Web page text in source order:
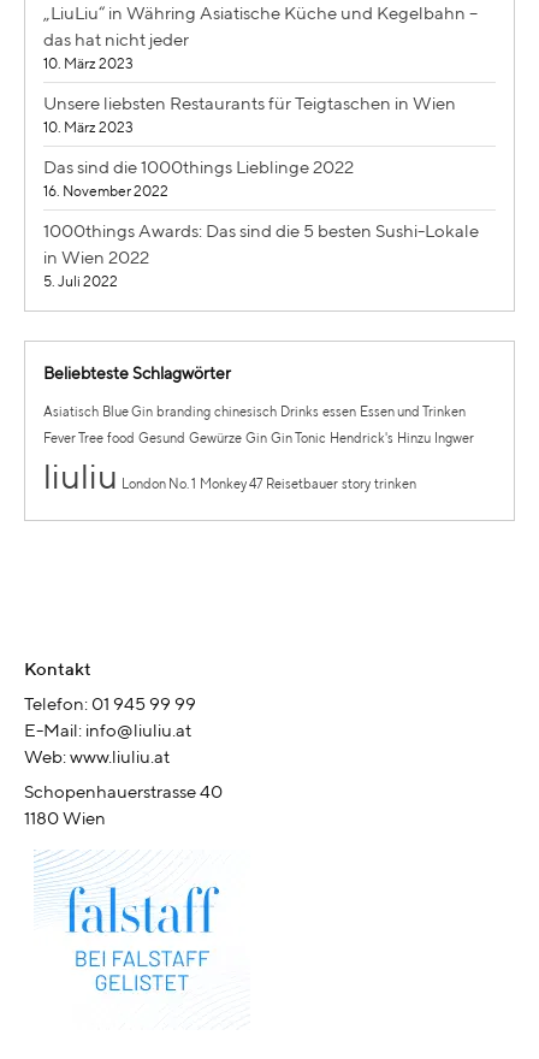
„LiuLiu“ in Währing Asiatische Küche und Kegelbahn –
das hat nicht jeder
10. März 2023
Unsere liebsten Restaurants für Teigtaschen in Wien
10. März 2023
Das sind die 1000things Lieblinge 2022
16. November 2022
1000things Awards: Das sind die 5 besten Sushi-Lokale
in Wien 2022
5. Juli 2022
Beliebteste Schlagwörter
Asiatisch Blue Gin branding chinesisch Drinks essen Essen und Trinken
Fever Tree food Gesund Gewürze Gin Gin Tonic Hendrick's Hinzu Ingwer
liuliu London No. 1 Monkey 47 Reisetbauer story trinken
Kontakt
Telefon: 01 945 99 99
E-Mail: info@liuliu.at
Web: www.liuliu.at
Schopenhauerstrasse 40
1180 Wien